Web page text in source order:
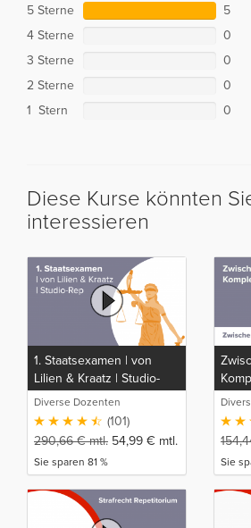
5 Sterne
5
4 Sterne
0
3 Sterne
0
2 Sterne
0
1 Stern
0
Diese Kurse könnten
interessieren
1. Staatsexamen | von
Lilien & Kraatz | Studio-
Rep
Diverse Dozenten
(101)
290,66€mtl. 54,99 € mtl.
Sie sparen 81 % Sie